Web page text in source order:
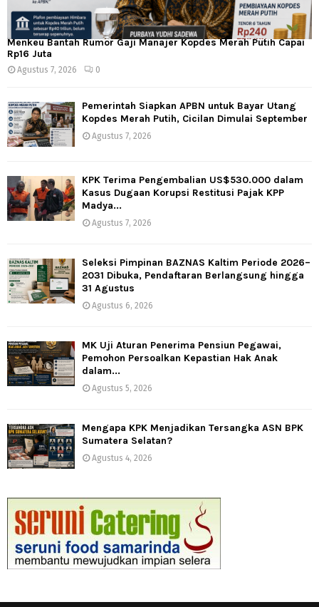
Menkeu Bantah Rumor Gaji Manajer Kopdes Merah Putih Capai
Rp16 Juta
Agustus 7, 2026 0
Pemerintah Siapkan APBN untuk Bayar Utang
Kopdes Merah Putih, Cicilan Dimulai September
Agustus 7, 2026
KPK Terima Pengembalian US$530.000 dalam
Kasus Dugaan Korupsi Restitusi Pajak KPP
Madya...
Agustus 7, 2026
Seleksi Pimpinan BAZNAS Kaltim Periode 2026–
2031 Dibuka, Pendaftaran Berlangsung hingga
31 Agustus
Agustus 6, 2026
MK Uji Aturan Penerima Pensiun Pegawai,
Pemohon Persoalkan Kepastian Hak Anak
dalam...
Agustus 5, 2026
Mengapa KPK Menjadikan Tersangka ASN BPK
Sumatera Selatan?
Agustus 4, 2026